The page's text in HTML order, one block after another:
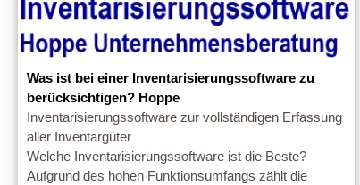
Was ist bei einer Inventarisierungssoftware zu
berücksichtigen? Hoppe
Inventarisierungssoftware zur vollständigen Erfassung
aller Inventargüter
Welche Inventarisierungssoftware ist die Beste?
Aufgrund des hohen Funktionsumfangs zählt die